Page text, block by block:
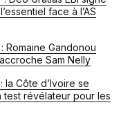
face à l’AS
Romaine Gandonou
Sam Nelly
la Côte d’Ivoire se
test révélateur pour les